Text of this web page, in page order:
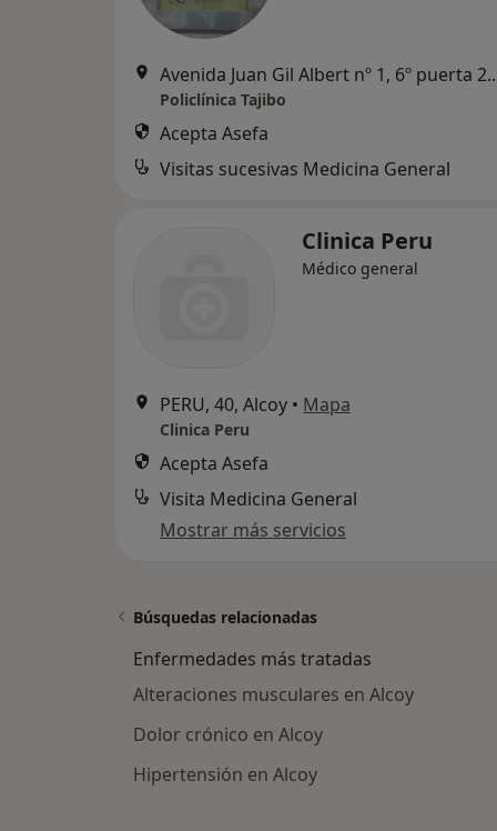
Avenida Juan
Policlínica Tajibo
Acepta Asefa
Visitas sucesivas Medicina General
Clinica Peru
Médico general
PERU, 40, Alcoy • Mapa
Clinica Peru
Acepta Asefa
Visita Medicina General
Mostrar más servicios
Búsquedas relacionadas
Enfermedades más tratadas
Alteraciones musculares en Alcoy
Dolor crónico en Alcoy
Hipertensión en Alcoy